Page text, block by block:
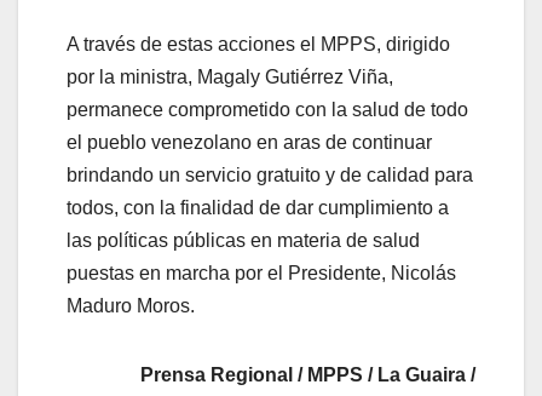
A través de estas acciones el MPPS, dirigido
por la ministra, Magaly Gutiérrez Viña,
permanece comprometido con la salud de todo
el pueblo venezolano en aras de continuar
brindando un servicio gratuito y de calidad para
todos, con la finalidad de dar cumplimiento a
las políticas públicas en materia de salud
puestas en marcha por el Presidente, Nicolás
Maduro Moros.
Prensa Regional / MPPS / La Guaira /